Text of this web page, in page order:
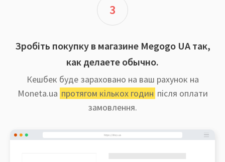
3
Зробіть покупку в магазине Megogo UA так,
как делаете обычно.
Кешбек буде зараховано на ваш рахунок на
Moneta.ua протягом кількох годин після оплати
замовлення.